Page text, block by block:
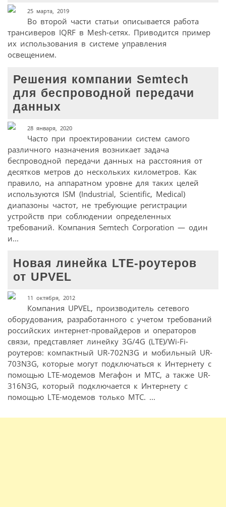
25 марта, 2019
Во второй части статьи описывается работа
трансиверов IQRF в Mesh-сетях. Приводится пример
их использования в системе управления
освещением.
Решения компании Semtech
для беспроводной передачи
данных
28 января, 2020
Часто при проектировании систем самого
различного назначения возникает задача
беспроводной передачи данных на расстояния от
десятков метров до нескольких километров. Как
правило, на аппаратном уровне для таких целей
используются ISM (Industrial, Scientific, Medical)
диапазоны частот, не требующие регистрации
устройств при соблюдении определенных
требований. Компания Semtech Corporation — один
и...
Новая линейка LTE-роутеров
от UPVEL
11 октября, 2012
Компания UPVEL, производитель сетевого
оборудования, разработанного с учетом требований
российских интернет-провайдеров и операторов
связи, представляет линейку 3G/4G (LTE)/Wi-Fi-
роутеров: компактный UR-702N3G и мобильный UR-
703N3G, которые могут подключаться к Интернету с
помощью LTE-модемов Мегафон и MTC, а также UR-
316N3G, который подключается к Интернету с
помощью LTE-модемов только МТС. ...